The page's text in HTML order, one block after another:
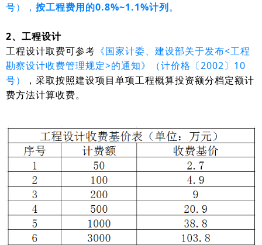
号）， 按工程费用的0.8%~1.1%计列。
2、工程设计
工程设计取费可参考 《国家计委、建设部关于发布<工程
勘察设计收费管理规定>的通知》（计价格〔2002〕10
号）
，采取按照建设项目单项工程概算投资额分档定额计
费方法计算收费。